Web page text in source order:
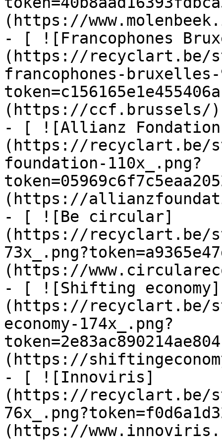
(https://
- [ ![Francophones
(https://recyclart.be/
francophones-bruxelles-
(https://ccf.brussels/)
- [ ![Allianz
(https://recyclart.be/
foundation-110x_.png?
(https://
- [ ![Be circular]
(https://recyclart.be/
(https://
- [ ![Shifting economy]
(https://recyclart.be/
economy-174x_.png?
(https://
- [ ![Innoviris]
(https://recyclart.be/
(https://